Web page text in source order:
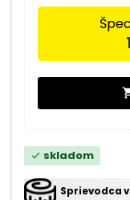
check skladom
Sprievodca